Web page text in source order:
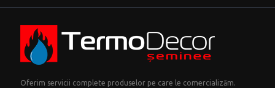
Oferim servicii complete produselor pe care le comercializăm.